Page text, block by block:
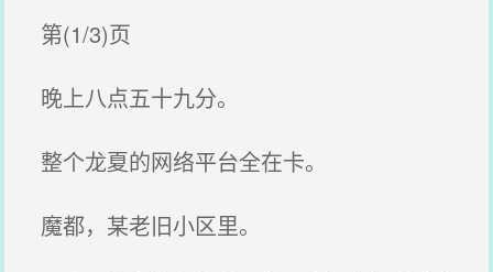
第(1/3)页
晚上八点五十九分。
整个龙夏的网络平台全在卡。
魔都，某老旧小区里。